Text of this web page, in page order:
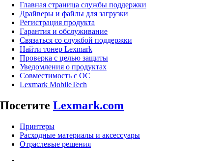
Главная страница службы поддержки
Драйверы и файлы для загрузки
Регистрация продукта
Гарантия и обслуживание
Связаться со службой поддержки
Найти тонер Lexmark
Проверка с целью защиты
Уведомления о продуктах
Совместимость с ОС
Lexmark MobileTech
Посетите Lexmark.com
Принтеры
Расходные материалы и аксессуары
Отраслевые решения